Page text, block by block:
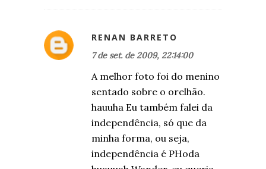
RENAN BARRETO
7 de set. de 2009, 22:14:00
A melhor foto foi do menino
sentado sobre o orelhão.
hauuha Eu também falei da
independência, só que da
minha forma, ou seja,
independência é PHoda